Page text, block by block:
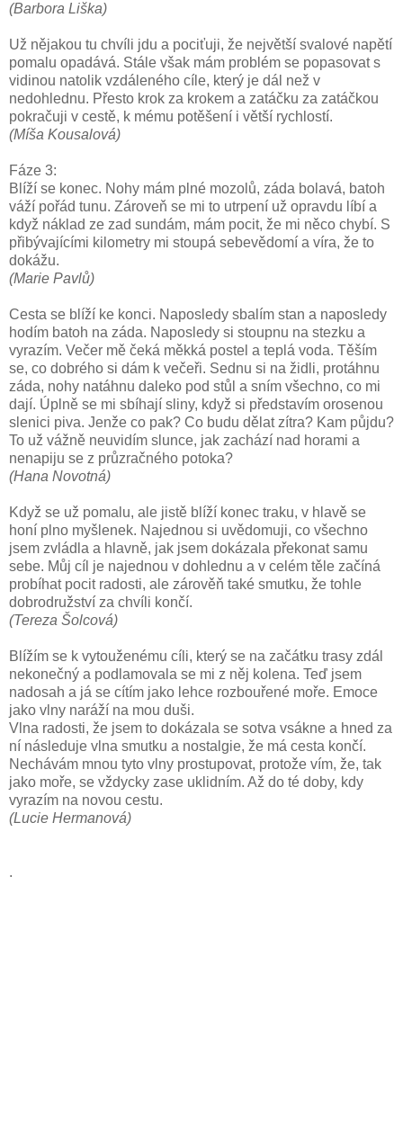
(Barbora Liška)
Už nějakou tu chvíli jdu a pociťuji, že největší svalové napětí
pomalu opadává. Stále však mám problém se popasovat s
vidinou natolik vzdáleného cíle, který je dál než v
nedohlednu. Přesto krok za krokem a zatáčku za zatáčkou
pokračuji v cestě, k mému potěšení i větší rychlostí.
(Míša Kousalová)
Fáze 3:
Blíží se konec. Nohy mám plné mozolů, záda bolavá, batoh
váží pořád tunu. Zároveň se mi to utrpení už opravdu líbí a
když náklad ze zad sundám, mám pocit, že mi něco chybí. S
přibývajícími kilometry mi stoupá sebevědomí a víra, že to
dokážu.
(Marie Pavlů)
Cesta se blíží ke konci. Naposledy sbalím stan a naposledy
hodím batoh na záda. Naposledy si stoupnu na stezku a
vyrazím. Večer mě čeká měkká postel a teplá voda. Těším
se, co dobrého si dám k večeři. Sednu si na židli, protáhnu
záda, nohy natáhnu daleko pod stůl a sním všechno, co mi
dají. Úplně se mi sbíhají sliny, když si představím orosenou
slenici piva. Jenže co pak? Co budu dělat zítra? Kam půjdu?
To už vážně neuvidím slunce, jak zachází nad horami a
nenapiju se z průzračného potoka?
(Hana Novotná)
Když se už pomalu, ale jistě blíží konec traku, v hlavě se
honí plno myšlenek. Najednou si uvědomuji, co všechno
jsem zvládla a hlavně, jak jsem dokázala překonat samu
sebe. Můj cíl je najednou v dohlednu a v celém těle začíná
probíhat pocit radosti, ale zárověň také smutku, že tohle
dobrodružství za chvíli končí.
(Tereza Šolcová)
Blížím se k vytouženému cíli, který se na začátku trasy zdál
nekonečný a podlamovala se mi z něj kolena. Teď jsem
nadosah a já se cítím jako lehce rozbouřené moře. Emoce
jako vlny naráží na mou duši.
Vlna radosti, že jsem to dokázala se sotva vsákne a hned za
ní následuje vlna smutku a nostalgie, že má cesta končí.
Nechávám mnou tyto vlny prostupovat, protože vím, že, tak
jako moře, se vždycky zase uklidním. Až do té doby, kdy
vyrazím na novou cestu.
(Lucie Hermanová)
.